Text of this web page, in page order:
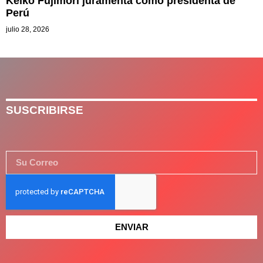
Perú
julio 28, 2026
SUSCRIBIRSE
ENVIAR